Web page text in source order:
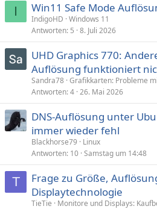
I Win11 Safe Mode
IndigoHD Windows 11
Antworten 5 8. Juli 2026
UHD Graphics 770:
Auflösung funktioniert
Sandra78 Grafikkarten: Probleme
Antworten 4 26. Mai 2026
DNS-Auflösung unter
immer wieder fehl
Blackhorse79
Linux
Antworten 10 Samstag um 14:48
T
Frage zu Größe,
Displaytechnologie
TieTie
Monitore und Displays: